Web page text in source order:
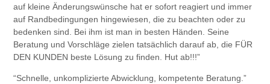
auf kleine Änderungswünsche hat er sofort reagiert und immer
auf Randbedingungen hingewiesen, die zu beachten oder zu
bedenken sind. Bei ihm ist man in besten Händen. Seine
Beratung und Vorschläge zielen tatsächlich darauf ab, die FÜR
DEN KUNDEN beste Lösung zu finden. Hut ab!!!”
“Schnelle, unkomplizierte Abwicklung, kompetente Beratung.”